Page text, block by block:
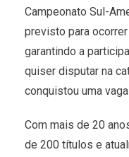
Campeonato Sul-
previsto para
garantindo a
quiser disputar na
conquistou uma
Com mais de 20
de 200 títulos e